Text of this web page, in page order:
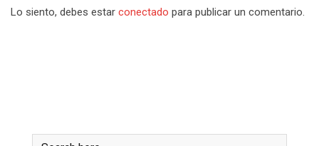
Lo siento, debes estar conectado para publicar un comentario.